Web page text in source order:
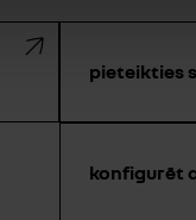
pieteikties
konfigurēt